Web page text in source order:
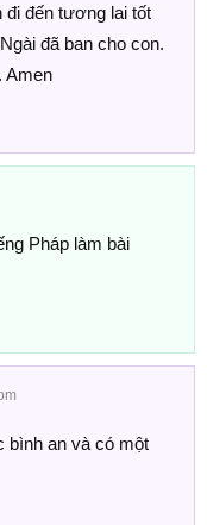
đi đến tương lai tốt
đã ban cho con.
Amen
Pháp làm bài
bình an và có một